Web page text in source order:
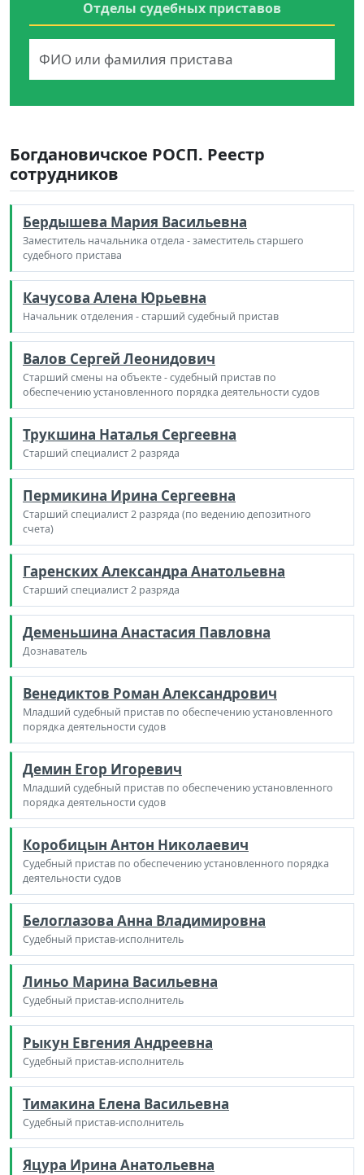
Отделы судебных приставов
Богдановичское РОСП. Реестр
сотрудников
Бердышева Мария Васильевна
Заместитель начальника отдела - заместитель старшего
судебного пристава
Качусова Алена Юрьевна
Начальник отделения - старший судебный пристав
Валов Сергей Леонидович
Старший смены на объекте - судебный пристав по
обеспечению установленного порядка деятельности судов
Трукшина Наталья Сергеевна
Старший специалист 2 разряда
Пермикина Ирина Сергеевна
Старший специалист 2 разряда (по ведению депозитного
счета)
Гаренских Александра Анатольевна
Старший специалист 2 разряда
Деменьшина Анастасия Павловна
Дознаватель
Венедиктов Роман Александрович
Младший судебный пристав по обеспечению установленного
порядка деятельности судов
Демин Егор Игоревич
Младший судебный пристав по обеспечению установленного
порядка деятельности судов
Коробицын Антон Николаевич
Судебный пристав по обеспечению установленного порядка
деятельности судов
Белоглазова Анна Владимировна
Судебный пристав-исполнитель
Линьо Марина Васильевна
Судебный пристав-исполнитель
Рыкун Евгения Андреевна
Судебный пристав-исполнитель
Тимакина Елена Васильевна
Судебный пристав-исполнитель
Яцура Ирина Анатольевна